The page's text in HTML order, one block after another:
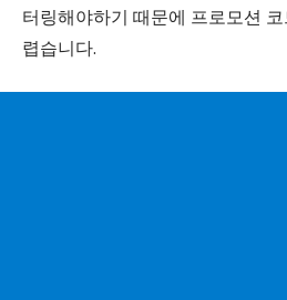
터링해야하기 때문에 프로모션
렵습니다.